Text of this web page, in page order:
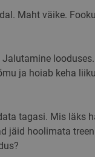
Maht väike.
Jalutamine
ja hoiab keha
tagasi. Mis läks
jäid hoolimata